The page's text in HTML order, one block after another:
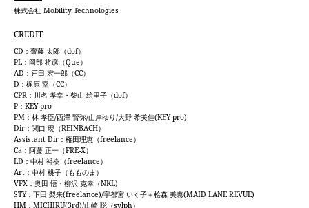
株式会社 Mobility Technologies
CREDIT
CD：齋藤 太郎（dof）
PL：岡部 将彦（Que）
AD：戸田 宏一郎（CC）
D：梶原 塁（CC）
CPR：川名 孝幸・柴山 絵里子（dof）
P：KEY pro
PM：林 孝臣/西澤 賢弥/山岸ゆり/大野 希美佳(KEY pro)
Dir：関口 現（REINBACH）
Assistant Dir：権田理恵（freelance）
Ca：阿藤 正一（FRE-X）
LD：中村 裕樹（freelance）
Art：中村 桃子（もものま）
VFX：奥田 悟・柳沢 克幸（NKL)
STY：下田 梨来(freelance)/宇都宮 いく子＋桧森 美恵(MAID LANE REVUE)
HM：MICHIRU(3rd)/山崎 聡（sylph）